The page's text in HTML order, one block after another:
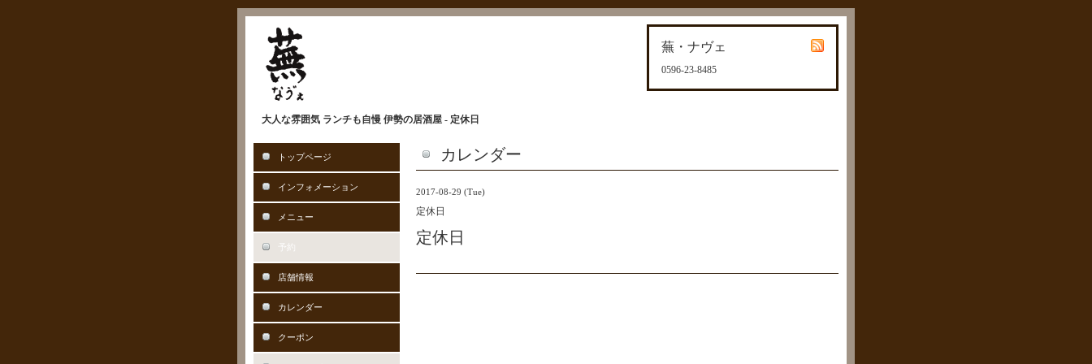
蕪・ナヴェ
0596-23-8485
大人な雰囲気 ランチも自慢 伊勢の居酒屋 - 定休日
カレンダー
2017-08-29 (Tue)
定休日
定休日
トップページ
インフォメーション
メニュー
予約
店舗情報
カレンダー
クーポン